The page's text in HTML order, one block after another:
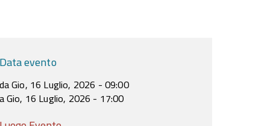
evento
Gio, 16 Luglio, 2026 - 09:00
Gio, 16 Luglio, 2026 - 17:00